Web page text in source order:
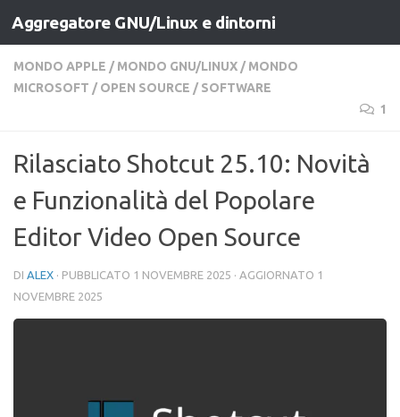
Salta al contenuto
Aggregatore GNU/Linux e dintorni
MONDO APPLE / MONDO GNU/LINUX / MONDO
MICROSOFT / OPEN SOURCE / SOFTWARE
1
Rilasciato Shotcut 25.10: Novità
e Funzionalità del Popolare
Editor Video Open Source
DI ALEX · PUBBLICATO 1 NOVEMBRE 2025 · AGGIORNATO 1
NOVEMBRE 2025